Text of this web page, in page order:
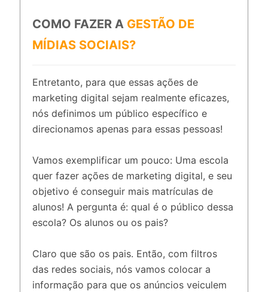
COMO FAZER A GESTÃO DE
MÍDIAS SOCIAIS?
Entretanto, para que essas ações de
marketing digital sejam realmente eficazes,
nós definimos um público específico e
direcionamos apenas para essas pessoas!
Vamos exemplificar um pouco: Uma escola
quer fazer ações de marketing digital, e seu
objetivo é conseguir mais matrículas de
alunos! A pergunta é: qual é o público dessa
escola? Os alunos ou os pais?
Claro que são os pais. Então, com filtros
das redes sociais, nós vamos colocar a
informação para que os anúncios veiculem